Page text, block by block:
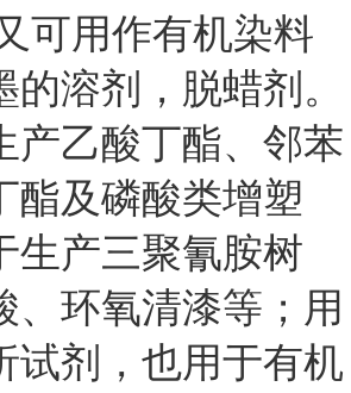
可用作有机染料
溶剂，脱蜡剂。
产乙酸丁酯、邻苯
酯及磷酸类增塑
生产三聚氰胺树
、环氧清漆等；用
试剂，也用于有机